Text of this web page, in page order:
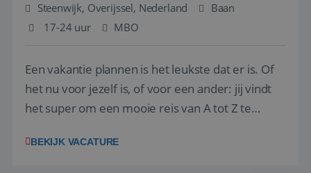
Steenwijk, Overijssel, Nederland
Baan
17-24 uur
MBO
Een vakantie plannen is het leukste dat er is. Of
het nu voor jezelf is, of voor een ander: jij vindt
het super om een mooie reis van A tot Z te
vakantiegangers de meest prachtige plekjes op
BEKIJK VACATURE